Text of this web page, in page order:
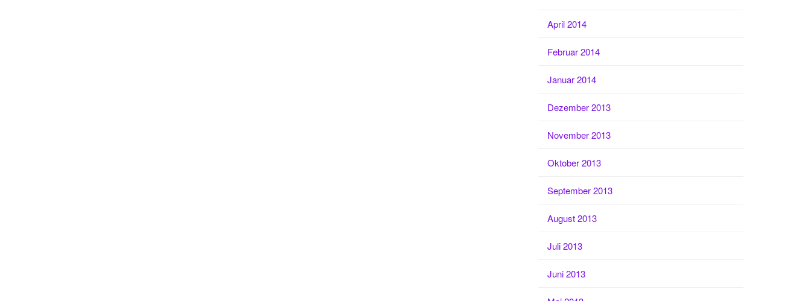
April 2014
Februar 2014
Januar 2014
Dezember 2013
November 2013
Oktober 2013
September 2013
August 2013
Juli 2013
Juni 2013